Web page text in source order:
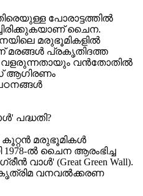
പോരാട്ടത്തിൽ
ചൈന.
മരുഭൂമികളിൽ
മരങ്ങൾ പ്രകൃതിദത്ത
വളരുന്നതായും വൻതോതിൽ
പദ്ധതി?
കൂറ്റൻ മരുഭൂമികൾ
ൽ ചൈന ആരംഭിച്ച
വാൾ' (Great Green Wall).
വനവൽക്കരണ